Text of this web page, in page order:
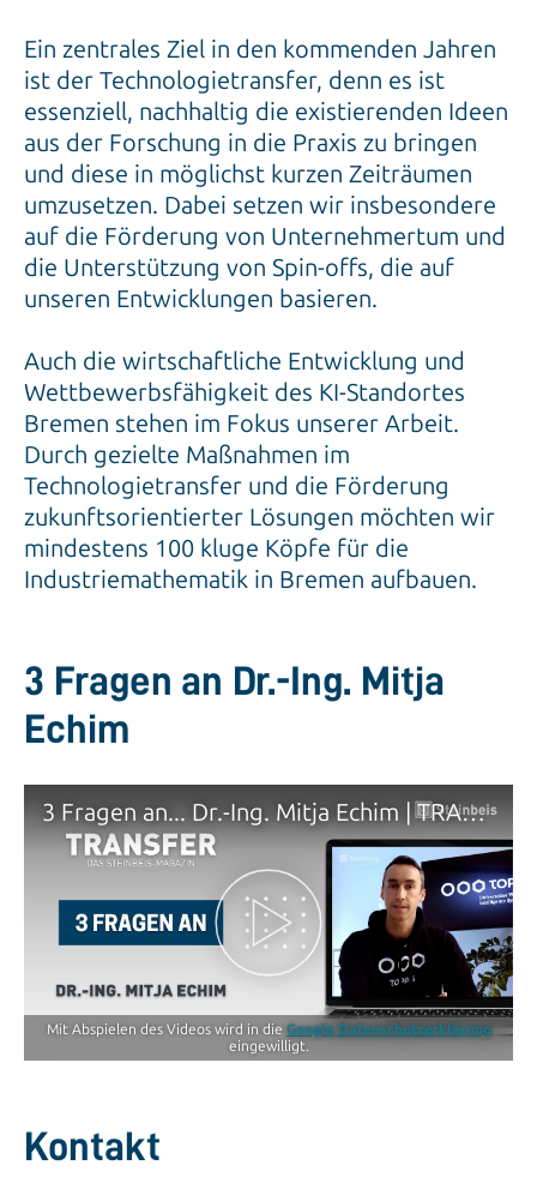
Ein zentrales Ziel in den kommenden Jahren
ist der Technologietransfer, denn es ist
essenziell, nachhaltig die existierenden Ideen
aus der Forschung in die Praxis zu bringen
und diese in möglichst kurzen Zeiträumen
umzusetzen. Dabei setzen wir insbesondere
auf die Förderung von Unternehmertum und
die Unterstützung von Spin-offs, die auf
unseren Entwicklungen basieren.
Auch die wirtschaftliche Entwicklung und
Wettbewerbsfähigkeit des KI-Standortes
Bremen stehen im Fokus unserer Arbeit.
Durch gezielte Maßnahmen im
Technologietransfer und die Förderung
zukunftsorientierter Lösungen möchten wir
mindestens 100 kluge Köpfe für die
Industriemathematik in Bremen aufbauen.
3 Fragen an Dr.-Ing. Mitja
Echim
3 Fragen an... Dr.-Ing. Mitja Echim | TRANSFER - Das Steinbeis-Magazin
Mit Abspielen des Videos wird in die Google Datenschutzerklärung
eingewilligt.
Kontakt